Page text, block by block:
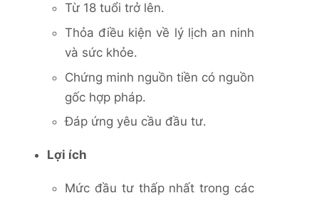
Từ 18 tuổi trở lên.
Thỏa điều kiện về lý lịch an ninh
và sức khỏe.
Chứng minh nguồn tiền có nguồn
gốc hợp pháp.
Đáp ứng yêu cầu đầu tư.
Lợi ích
Mức đầu tư thấp nhất trong các